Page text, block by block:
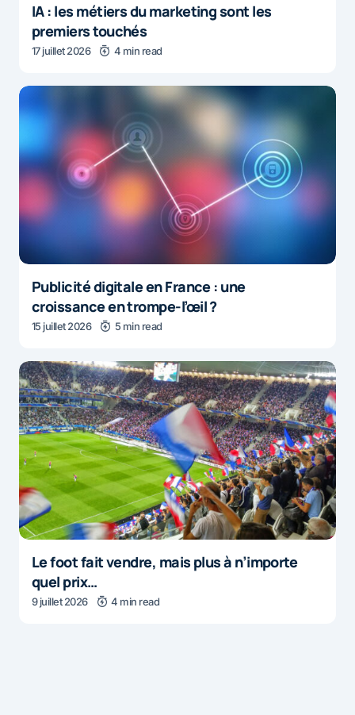
IA : les métiers du marketing sont les
premiers touchés
17 juillet 2026 4 min read
Publicité digitale en France : une
croissance en trompe-l’œil ?
15 juillet 2026 5 min read
Le foot fait vendre, mais plus à n’importe
quel prix…
9 juillet 2026 4 min read